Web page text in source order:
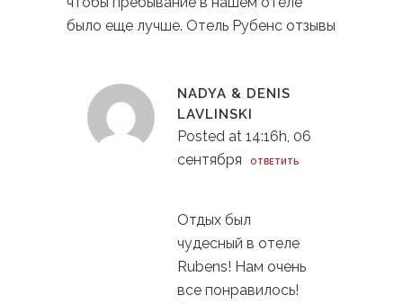
было еще лучше. Отель Рубенс отзывы
NADYA & DENIS
LAVLINSKI
Posted at 14:16h, 06
сентября
ОТВЕТИТЬ
Отдых был
чудесный в отеле
Rubens! Нам очень
все понравилось!